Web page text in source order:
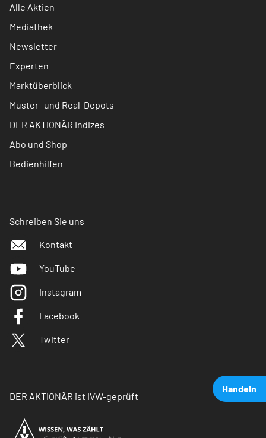
Handeln
Alle Aktien
Mediathek
Newsletter
Experten
Marktüberblick
Muster- und Real-Depots
DER AKTIONÄR Indizes
Abo und Shop
Bedienhilfen
Schreiben Sie uns
Kontakt
YouTube
Instagram
Facebook
Twitter
DER AKTIONÄR ist IVW-geprüft